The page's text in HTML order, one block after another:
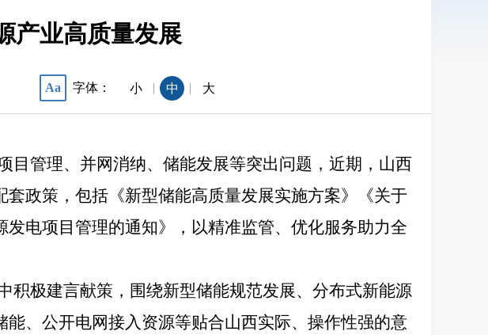
产业高质量发展
Aa 字体： 小 | 中 | 大
目管理、并网消纳、储能发展等突出问题，近期，山西
政策，包括《新型储能高质量发展实施方案》《关于
电项目管理的通知》，以精准监管、优化服务助力全
积极建言献策，围绕新型储能规范发展、分布式新能源
、公开电网接入资源等贴合山西实际、操作性强的意